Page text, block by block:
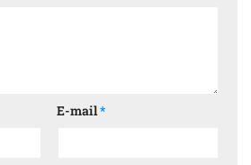
E-mail*